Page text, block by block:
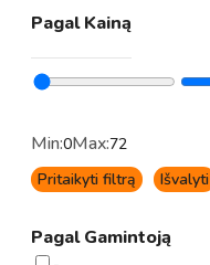
Pagal Kainą
Min:0Max:72
Pritaikyti filtrą
Išvalyti
Pagal Gamintoją